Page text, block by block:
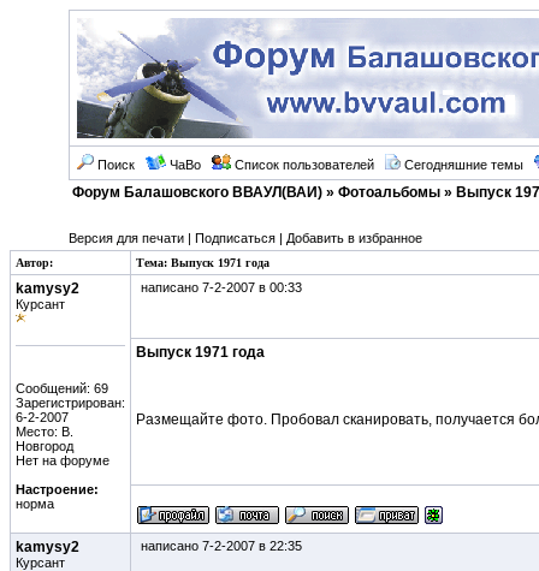
Поиск ЧаВо Список пользователей Сегодняшние темы
Форум Балашовского ВВАУЛ(ВАИ)» Фотоальбомы» Выпуск
Версия для печати| Подписаться| Добавить в избранное
Автор: Тема: Выпуск 1971 года
kamysy2
Курсант
Сообщений: 69
Зарегистрирован:
6-2-2007
Место: В.
Новгород
Нет на форуме
Настроение:
норма
написано 7-2-2007 в 00:33
Выпуск 1971 года
Размещайте фото. Пробовал сканировать, получается
kamysy2
Курсант
написано 7-2-2007 в 22:35